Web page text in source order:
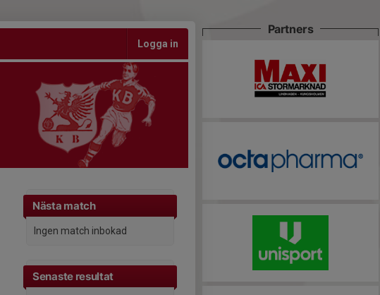
Logga in
Nästa match
Ingen match inbokad
Senaste resultat
Partners